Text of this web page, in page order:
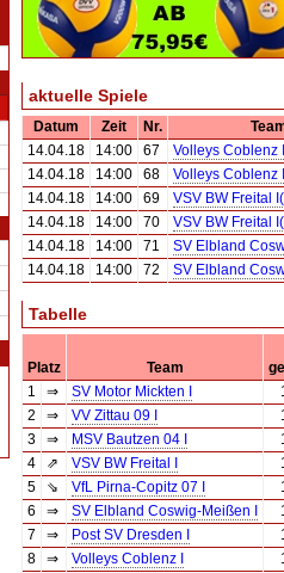
aktuelle Spiele
Datum Zeit Nr.
14.04.18
14:00 67
Volleys Coblenz
14.04.18
14:00 68
Volleys Coblenz
14.04.18
14:00 69
VSV BW Freital
14.04.18
14:00 70
VSV BW Freital
14.04.18
14:00 71
SV Elbland
14.04.18
14:00 72 SV Elbland
Tabelle
Platz Team
1
⇒ SV Motor Mickten I
2
⇒ VV Zittau 09 I
3
⇒ MSV Bautzen 04 I
4
⇗ VSV BW Freital I
5
⇘ VfL Pirna-Copitz 07 I
6
⇒ SV Elbland Coswig-Meißen I
7
⇒ Post SV Dresden I
8
⇒ Volleys Coblenz I